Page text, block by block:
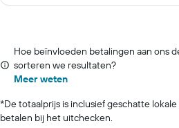
Hoe beïnvloeden betalingen aan ons
sorteren we resultaten?
Meer weten
*De totaalprijs is inclusief geschatte
betalen bij het uitchecken.